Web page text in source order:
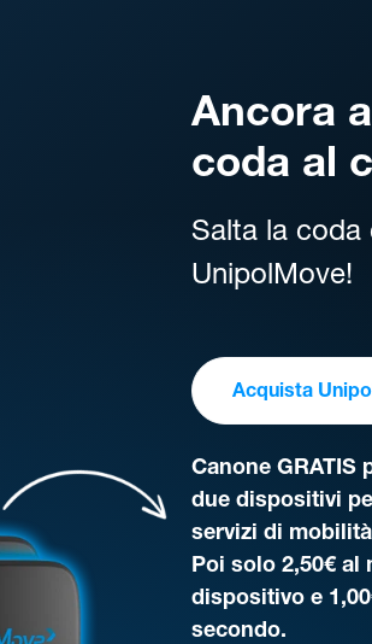
Ancora
coda al
Salta la coda
UnipolMove!
Acquista
Canone GRATIS
due dispositivi
servizi di
Poi solo 2,50€ al
dispositivo e
secondo.